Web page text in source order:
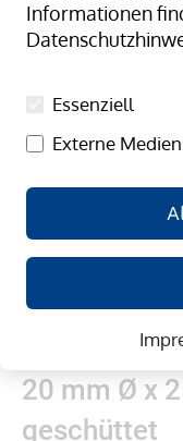
Informationen
Essenziell
Externe Medien
Anfang
der
Bildergalerie
20 mm Ø x
geschüttet